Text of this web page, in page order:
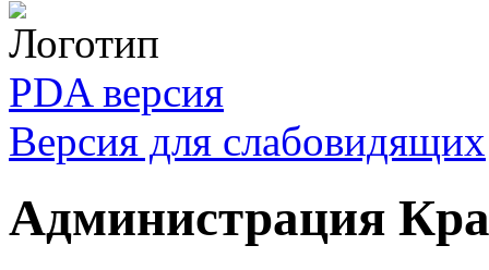
PDA версия
Версия для слабовидящих
Администрация